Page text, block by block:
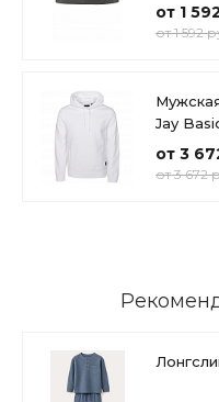
от 1
от 1 592
Jay
от 3
от 3 672